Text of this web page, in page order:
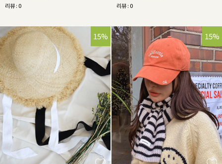
리뷰 : 0 리뷰 : 0
15% 15%